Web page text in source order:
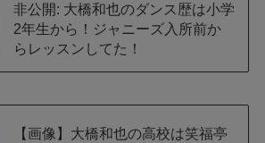
非公開: 大橋和也のダンス歴は小学
2年生から！ジャニーズ入所前か
らレッスンしてた！
【画像】大橋和也の高校は笑福亭